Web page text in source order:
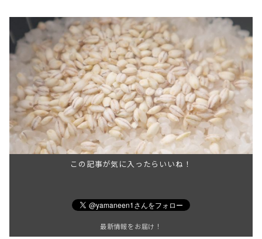
この記事が気に入ったらいいね！
最新情報をお届け！